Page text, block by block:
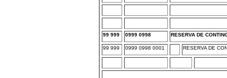
99 999 0999 0998 RESERVA DE
99 999 0999 0998 0001 RESERVA DE